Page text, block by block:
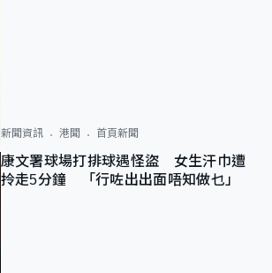
新聞資訊 港聞 首頁新聞
康文署球場打排球遇怪盜 女生汗巾遭
拎走5分鐘 「行咗出出面唔知做乜」